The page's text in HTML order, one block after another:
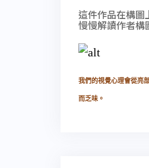
這件作品在構圖
慢慢解讀作者構
我們的視覺心理會從亮
而乏味。